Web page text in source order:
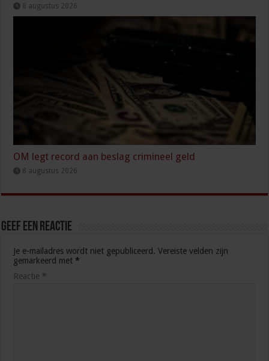
8 augustus 2026
OM legt record aan beslag crimineel geld
8 augustus 2026
Geef een reactie
Je e-mailadres wordt niet gepubliceerd. Vereiste velden zijn
gemarkeerd met *
Reactie *